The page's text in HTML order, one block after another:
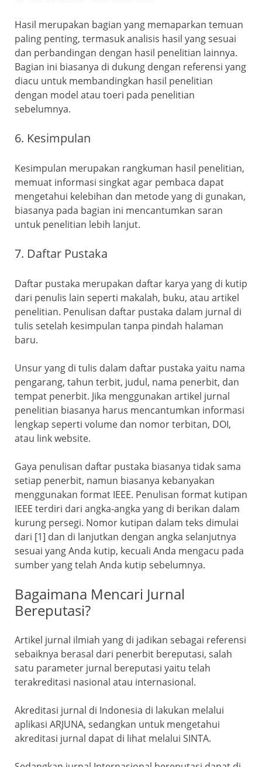
Hasil merupakan bagian yang memaparkan temuan
paling penting, termasuk analisis hasil yang sesuai
dan perbandingan dengan hasil penelitian lainnya.
Bagian ini biasanya di dukung dengan referensi yang
diacu untuk membandingkan hasil penelitian
dengan model atau toeri pada penelitian
sebelumnya.
6. Kesimpulan
Kesimpulan merupakan rangkuman hasil penelitian,
memuat informasi singkat agar pembaca dapat
mengetahui kelebihan dan metode yang di gunakan,
biasanya pada bagian ini mencantumkan saran
untuk penelitian lebih lanjut.
7. Daftar Pustaka
Daftar pustaka merupakan daftar karya yang di kutip
dari penulis lain seperti makalah, buku, atau artikel
penelitian. Penulisan daftar pustaka dalam jurnal di
tulis setelah kesimpulan tanpa pindah halaman
baru.
Unsur yang di tulis dalam daftar pustaka yaitu nama
pengarang, tahun terbit, judul, nama penerbit, dan
tempat penerbit. Jika menggunakan artikel jurnal
penelitian biasanya harus mencantumkan informasi
lengkap seperti volume dan nomor terbitan, DOI,
atau link website.
Gaya penulisan daftar pustaka biasanya tidak sama
setiap penerbit, namun biasanya kebanyakan
menggunakan format IEEE. Penulisan format kutipan
IEEE terdiri dari angka-angka yang di berikan dalam
kurung persegi. Nomor kutipan dalam teks dimulai
dari [1] dan di lanjutkan dengan angka selanjutnya
sesuai yang Anda kutip, kecuali Anda mengacu pada
sumber yang telah Anda kutip sebelumnya.
Bagaimana Mencari Jurnal
Bereputasi?
Artikel jurnal ilmiah yang di jadikan sebagai referensi
sebaiknya berasal dari penerbit bereputasi, salah
satu parameter jurnal bereputasi yaitu telah
terakreditasi nasional atau internasional.
Akreditasi jurnal di Indonesia di lakukan melalui
aplikasi ARJUNA, sedangkan untuk mengetahui
akreditasi jurnal dapat di lihat melalui SINTA.